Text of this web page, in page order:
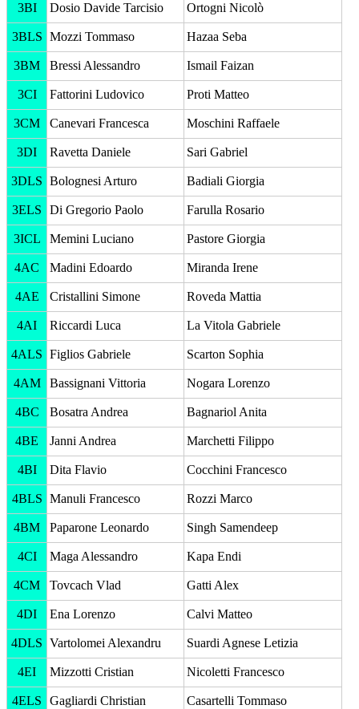
3BI Dosio Davide Tarcisio Ortogni Nicolò
3BLS Mozzi Tommaso Hazaa Seba
3BM Bressi Alessandro Ismail Faizan
3CI Fattorini Ludovico Proti Matteo
3CM Canevari Francesca Moschini Raffaele
3DI Ravetta Daniele Sari Gabriel
3DLS Bolognesi Arturo Badiali Giorgia
3ELS Di Gregorio Paolo Farulla Rosario
3ICL Memini Luciano Pastore Giorgia
4AC Madini Edoardo Miranda Irene
4AE Cristallini Simone Roveda Mattia
4AI Riccardi Luca La Vitola Gabriele
4ALS Figlios Gabriele Scarton Sophia
4AM Bassignani Vittoria Nogara Lorenzo
4BC Bosatra Andrea Bagnariol Anita
4BE Janni Andrea Marchetti Filippo
4BI Dita Flavio Cocchini Francesco
4BLS Manuli Francesco Rozzi Marco
4BM Paparone Leonardo Singh Samendeep
4CI Maga Alessandro Kapa Endi
4CM Tovcach Vlad Gatti Alex
4DI Ena Lorenzo Calvi Matteo
4DLS Vartolomei Alexandru Suardi Agnese Letizia
4EI Mizzotti Cristian Nicoletti Francesco
4ELS Gagliardi Christian Casartelli Tommaso